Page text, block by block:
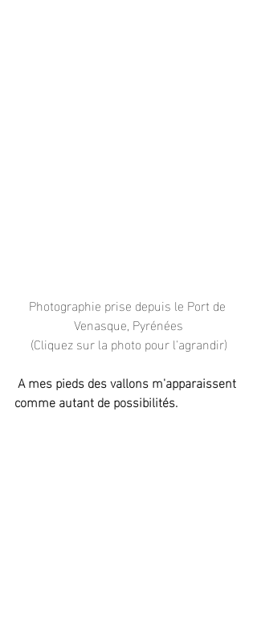
Photographie prise depuis le Port de
Venasque, Pyrénées
(Cliquez sur la photo pour l'agrandir)
comme autant de possibilités.